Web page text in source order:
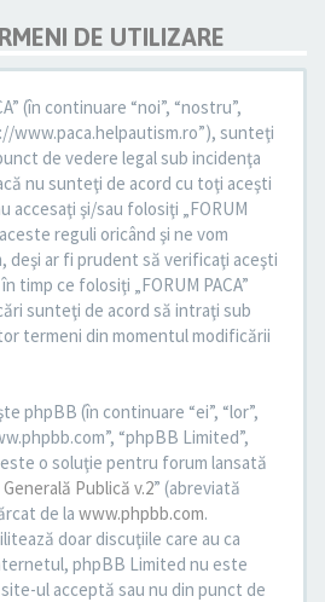
DE UTILIZARE
(în continuare “noi”, “nostru”,
www.paca.helpautism.ro”), sunteţi
de vedere legal sub incidenţa
nu sunteţi de acord cu toţi aceşti
accesaţi şi/sau folosiţi „FORUM
reguli oricând şi ne vom
deşi ar fi prudent să verificaţi aceşti
timp ce folosiţi „FORUM PACA”
sunteţi de acord să intraţi sub
termeni din momentul modificării
phpBB (în continuare “ei”, “lor”,
“phpBB Limited”,
o soluţie pentru forum lansată
Publică v.2” (abreviată
de la www.phpbb.com.
doar discuţiile care au ca
phpBB Limited nu este
ul acceptă sau nu din punct de